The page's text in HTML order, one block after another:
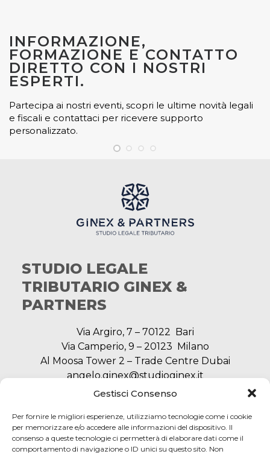
Gestisci Consenso
Per fornire le migliori esperienze, utilizziamo tecnologie come i cookie
per memorizzare e/o accedere alle informazioni del dispositivo. Il
consenso a queste tecnologie ci permetterà di elaborare dati come il
comportamento di navigazione o ID unici su questo sito. Non
INFORMAZIONE,
FORMAZIONE E CONTATTO
DIRETTO CON I NOSTRI
ESPERTI.
Partecipa ai nostri eventi, scopri le ultime novità legali
e fiscali e contattaci per ricevere supporto
personalizzato.
STUDIO LEGALE
TRIBUTARIO GINEX &
PARTNERS
Via Argiro, 7 – 70122 Bari
Via Camperio, 9 – 20123 Milano
Al Moosa Tower 2 – Trade Centre Dubai
angelo.ginex@studioginex.it
segreteria@studioginex.it
NAVIGAZIONE